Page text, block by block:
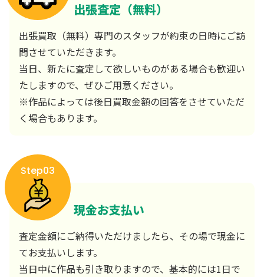
出張査定（無料）
出張買取（無料）専門のスタッフが約束の日時にご訪
問させていただきます。
当日、新たに査定して欲しいものがある場合も歓迎い
たしますので、ぜひご用意ください。
※作品によっては後日買取金額の回答をさせていただ
く場合もあります。
Step03
現金お支払い
査定金額にご納得いただけましたら、その場で現金に
てお支払いします。
当日中に作品も引き取りますので、基本的には1日で